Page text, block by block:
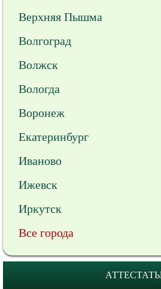
Верхняя Пышма
Волгоград
Волжск
Вологда
Воронеж
Екатеринбург
Иваново
Ижевск
Иркутск
Все города